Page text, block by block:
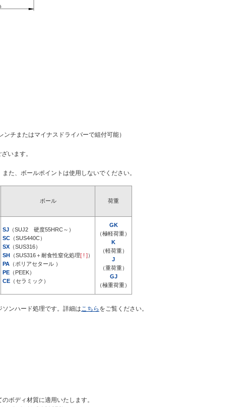
チまたはマイナスドライバーで組付可能）
います。
た、ボールポイントは使用しないでください。
ボール
荷重
SJ （SUJ2 硬度55HRC～）
SC （SUS440C）
SX （SUS316）
SH （SUS316＋耐食性窒化処理[ ! ]）
PA （ポリアセタール ）
PE （PEEK）
CE （セラミック）
GK
（極軽荷重）
K
（軽荷重）
J
（重荷重）
GJ
（極重荷重）
ンハード処理です。詳細はこちら をご覧ください。
ボディ材質に適用いたします。